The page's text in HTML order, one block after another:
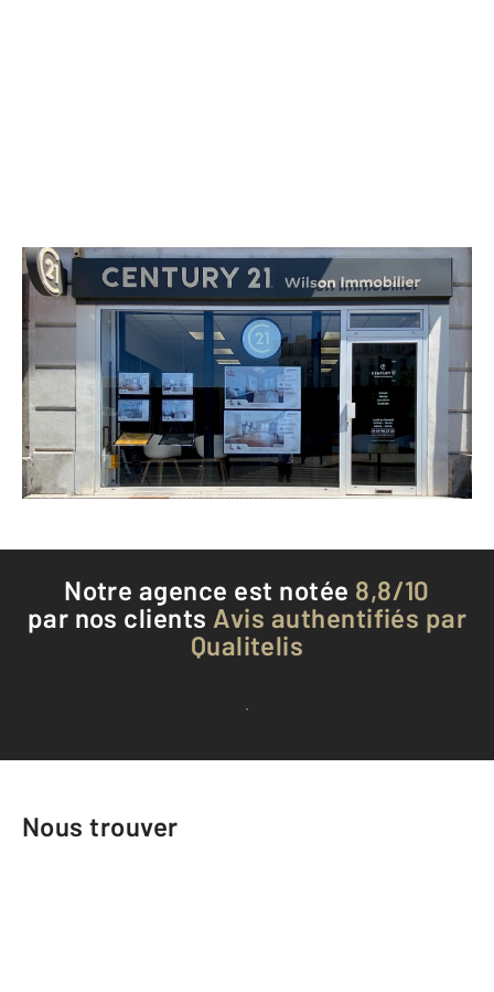
CENTURY 21 Wilson Immobilier
222 Avenue du Président Wilson
LA PLAINE ST DENIS - 93210
Envoyer un message
Téléphoner à l'agence
Notre agence est notée 8,8/10
par nos clients Avis authentifiés par
Qualitelis
Voir tous les avis clients
Nous trouver